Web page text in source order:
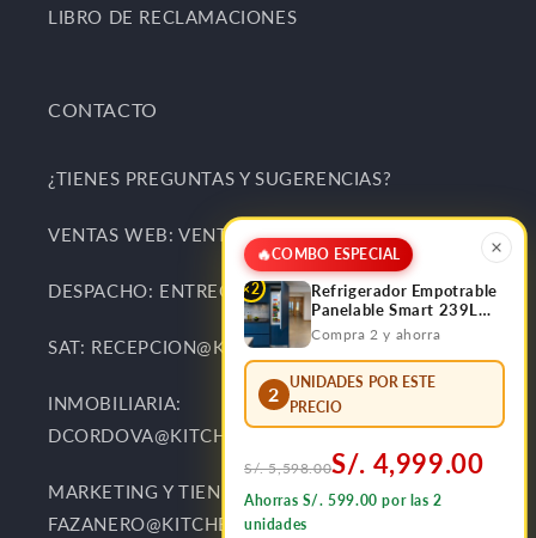
LIBRO DE RECLAMACIONES
CONTACTO
¿TIENES PREGUNTAS Y SUGERENCIAS?
VENTAS WEB: VENTAS@KITCHENCENTER.PE
DESPACHO: ENTREGAS@KITCHENCENTER.PE
SAT: RECEPCION@KITCHENCENTER.PE
INMOBILIARIA:
DCORDOVA@KITCHENCENTER.PE
MARKETING Y TIENDAS:
FAZANERO@KITCHENCENTER.PE
🔥COMBO ESPECIAL
×2
Refrigerador Empotrable
Panelable Smart 239L
Bottom Frezzer FDV
Compra 2 y ahorra
2
UNIDADES POR ESTE
PRECIO
S/. 5,598.00S/. 4,999.00
Ahorras S/. 599.00 por las 2
unidades